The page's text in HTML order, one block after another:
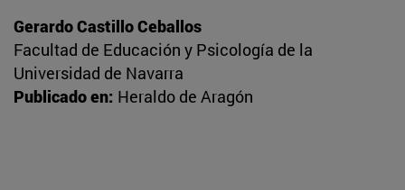
Gerardo Castillo Ceballos
Facultad de Educación y Psicología de la
Universidad de Navarra
Publicado en: Heraldo de Aragón